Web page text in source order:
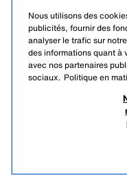
Nous utilisons des
publicités, fournir des
analyser le trafic sur
des informations quant à
avec nos partenaires
sociaux. Politique en